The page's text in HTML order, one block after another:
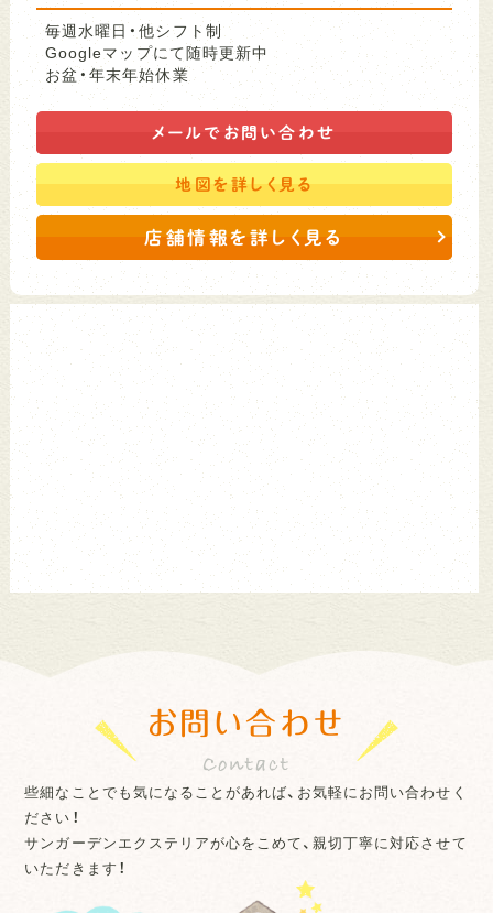
毎週水曜日・他シフト制
Googleマップにて随時更新中
お盆・年末年始休業
メールで お問い合わせ
地図を詳しく見る
店舗情報を詳しく見る
お問い合わせ
些細なことでも気になることがあれば、お気軽にお問い合わせく
ださい！
サンガーデンエクステリアが心をこめて、親切丁寧に対応させて
いただきます！